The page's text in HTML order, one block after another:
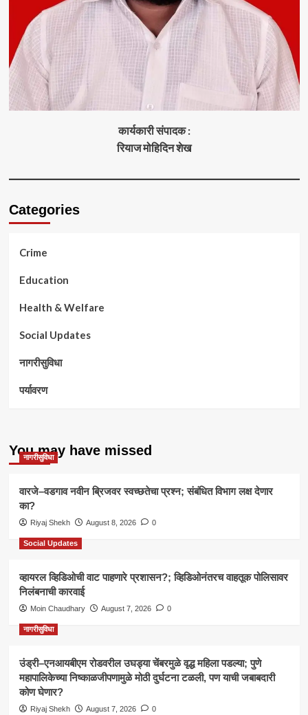
कार्यकारी संपादक :
रियाज मोहिदिन शेख
Categories
Crime
Education
Health & Welfare
Social Updates
नागरीसुविधा
पर्यावरण
You may have missed
नागरीसुविधा
वारजे–वडगाव नवीन ब्रिजवर स्वच्छतेचा प्रश्न; संबंधित विभाग लक्ष देणार
का?
Riyaj Shekh August 8, 2026 0
Social Updates
व्हायरल व्हिडिओची वाट पाहणारे प्रशासन?; व्हिडिओनंतरच वाहतूक पोलिसावर
निलंबनाची कारवाई
Moin Chaudhary August 7, 2026 0
नागरीसुविधा
उंड्री–एनआयबीएम रोडवरील उघड्या चेंबरमुळे वृद्ध महिला पडल्या; पुणे
महापालिकेच्या निष्काळजीपणामुळे मोठी दुर्घटना टळली, पण याची जबाबदारी
कोण घेणार?
Riyaj Shekh August 7, 2026 0